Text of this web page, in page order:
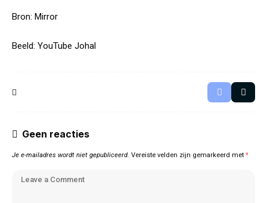
Bron: Mirror
Beeld: YouTube Johal
Geen reacties
Je e-mailadres wordt niet gepubliceerd. Vereiste velden zijn gemarkeerd met *